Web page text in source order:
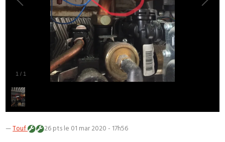
1 / 1
—Touf 26 ptsle 01 mar 2020 - 17h56